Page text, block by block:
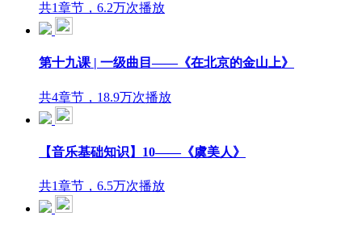
共1章节，6.2万次播放
第十九课 | 一级曲目——《在北京的金山上》
共4章节，18.9万次播放
【音乐基础知识】10——《虞美人》
共1章节，6.5万次播放